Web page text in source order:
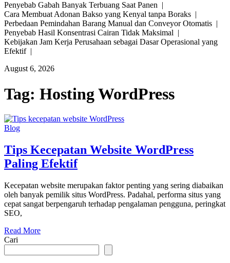
Penyebab Gabah Banyak Terbuang Saat Panen |
Cara Membuat Adonan Bakso yang Kenyal tanpa Boraks |
Perbedaan Pemindahan Barang Manual dan Conveyor Otomatis |
Penyebab Hasil Konsentrasi Cairan Tidak Maksimal |
Kebijakan Jam Kerja Perusahaan sebagai Dasar Operasional yang
Efektif |
August 6, 2026
Tag: Hosting WordPress
Blog
Tips Kecepatan Website WordPress
Paling Efektif
Kecepatan website merupakan faktor penting yang sering diabaikan
oleh banyak pemilik situs WordPress. Padahal, performa situs yang
cepat sangat berpengaruh terhadap pengalaman pengguna, peringkat
SEO,
Read More
Cari